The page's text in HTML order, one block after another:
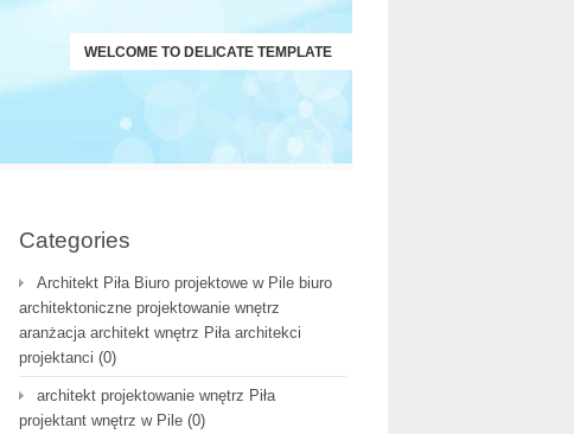
WELCOME TO DELICATE TEMPLATE
JUST ANOTHER WORDPRESS SITE
Categories
Architekt Piła Biuro projektowe w Pile biuro
architektoniczne projektowanie wnętrz
aranżacja architekt wnętrz Piła architekci
projektanci (0)
architekt projektowanie wnętrz Piła
projektant wnętrz w Pile (0)